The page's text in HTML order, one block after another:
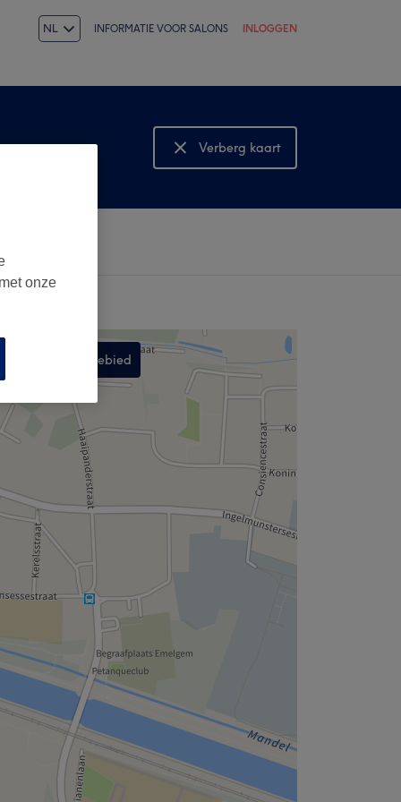
NL INFORMATIE VOOR SALONS INLOGGEN
Verberg kaart
Bekijk kaart
Zoek in dit gebied
onze